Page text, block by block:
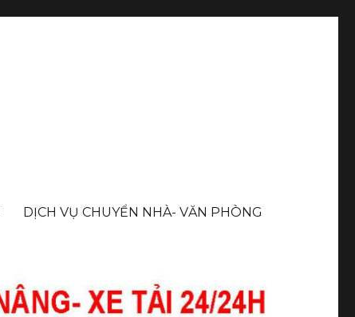
DỊCH VỤ CHUYỂN NHÀ- VĂN PHÒNG